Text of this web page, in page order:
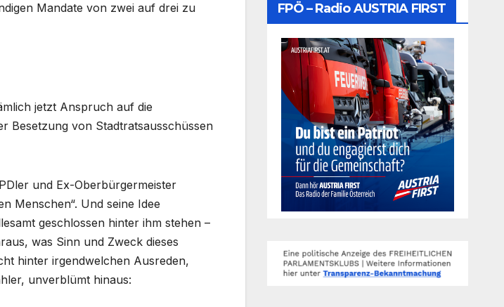
Mandate von zwei auf drei zu
jetzt Anspruch auf die
Besetzung von Stadtratsausschüssen
und Ex-Oberbürgermeister
Menschen“. Und seine Idee
geschlossen hinter ihm stehen –
was Sinn und Zweck dieses
hinter irgendwelchen Ausreden,
unverblümt hinaus:
FPÖ – Radio AUSTRIA FIRST